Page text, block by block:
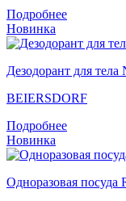
Подробнее
Новинка
Дезодорант для
BEIERSDORF
Подробнее
Новинка
Одноразовая посуда